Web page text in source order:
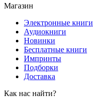
Магазин
Электронные книги
Аудиокниги
Новинки
Бесплатные книги
Импринты
Подборки
Доставка
Как нас найти?